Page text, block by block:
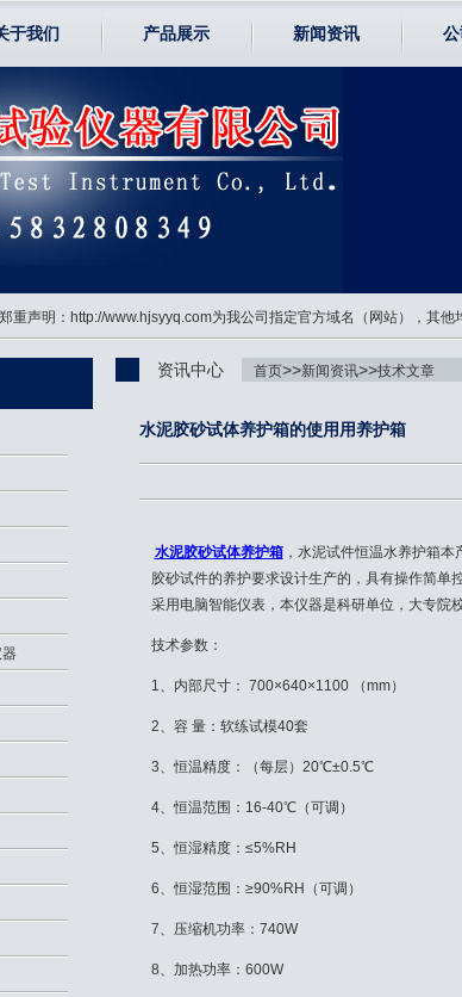
于我们 产品展示 新闻资讯
重声明：http://www.hjsyyq.com为我公司指定官方域名（网站），其他
资讯中心 首页>>新闻资讯>>技术文章
水泥胶砂试体养护箱的使用用养护箱
水泥胶砂试体养护箱，水泥试件恒温水养护箱本
胶砂试件的养护要求设计生产的，具有操作简单
采用电脑智能仪表，本仪器是科研单位，大专院
技术参数：
1、内部尺寸： 700×640×1100 （mm）
2、容 量：软练试模40套
3、恒温精度：（每层）20℃±0.5℃
4、恒温范围：16-40℃（可调）
5、恒湿精度：≤5%RH
6、恒湿范围：≥90%RH（可调）
7、压缩机功率：740W
8、加热功率：600W